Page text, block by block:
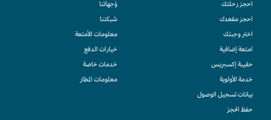
احجز رحلتك
احجز مقعدك
اختر وجبتك
امتعة إضافية
حقيبة إكسبريس
خدمة الأولوية
بيانات تسجيل الوصول
حفظ الحجز
وُجهاتنا
شبكتنا
معلومات الأمتعة
خيارات الدفع
خدمات خاصة
معلومات المطار